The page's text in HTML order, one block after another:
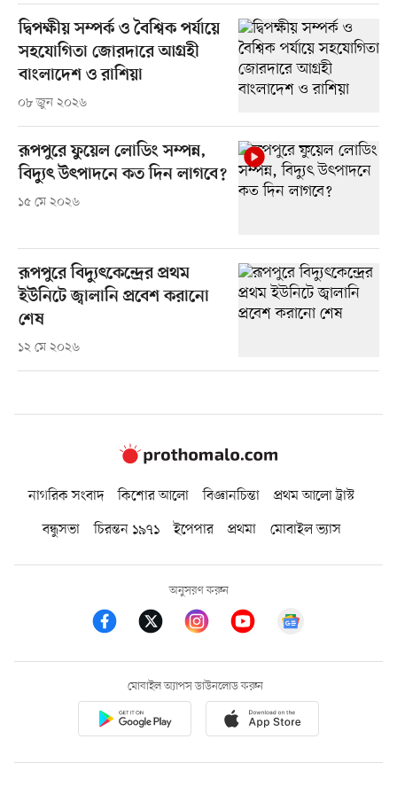
দ্বিপক্ষীয় সম্পর্ক ও বৈশ্বিক পর্যায়ে
সহযোগিতা জোরদারে আগ্রহী
বাংলাদেশ ও রাশিয়া
০৮ জুন ২০২৬
রূপপুরে ফুয়েল লোডিং সম্পন্ন,
বিদ্যুৎ উৎপাদনে কত দিন লাগবে?
১৫ মে ২০২৬
রূপপুরে বিদ্যুৎকেন্দ্রের প্রথম
ইউনিটে জ্বালানি প্রবেশ করানো
শেষ
১২ মে ২০২৬
নাগরিক সংবাদ কিশোর আলো বিজ্ঞানচিন্তা
প্রথম আলো ট্রাস্ট
বন্ধুসভা
চিরন্তন ১৯৭১ ইপেপার প্রথমা মোবাইল ভ্যাস
অনুসরণ করুন
মোবাইল অ্যাপস ডাউনলোড করুন